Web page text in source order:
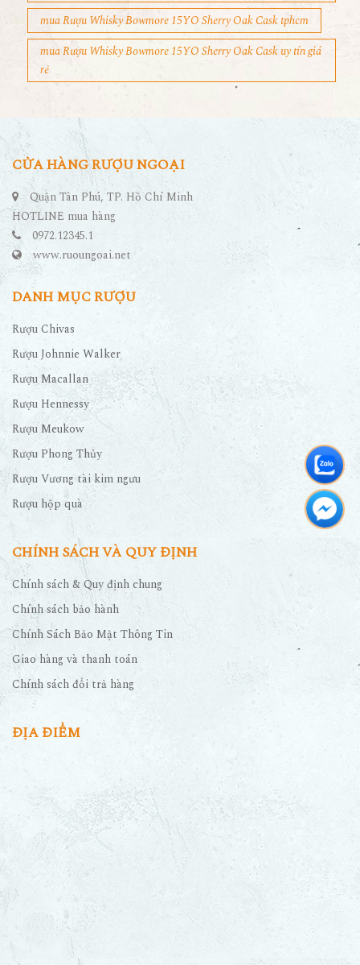
mua Rượu Whisky Bowmore 15YO Sherry Oak Cask tphcm
mua Rượu Whisky Bowmore 15YO Sherry Oak Cask uy tín giá
rẻ
CỬA HÀNG RƯỢU NGOẠI
Quận Tân Phú, TP. Hồ Chí Minh
HOTLINE mua hàng
0972.12345.1
www.ruoungoai.net
DANH MỤC RƯỢU
Rượu Chivas
Rượu Johnnie Walker
Rượu Macallan
Rượu Hennessy
Rượu Meukow
Rượu Phong Thủy
Rượu Vương tài kim ngưu
Rượu hộp quà
CHÍNH SÁCH VÀ QUY ĐỊNH
Chính sách & Quy định chung
Chính sách bảo hành
Chính Sách Bảo Mật Thông Tin
Giao hàng và thanh toán
Chính sách đổi trả hàng
ĐỊA ĐIỂM